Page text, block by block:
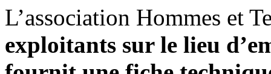
L’association Hommes et
exploitants sur le lieu